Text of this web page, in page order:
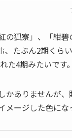
の狐寮」、「紺
、たぶん2期くら
た4期みたいです
かありませんが
メージした色にな